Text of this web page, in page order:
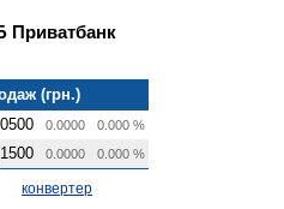
Приватбанк
(грн.)
0.0000 0.000 %
0.0000 0.000 %
конвертер